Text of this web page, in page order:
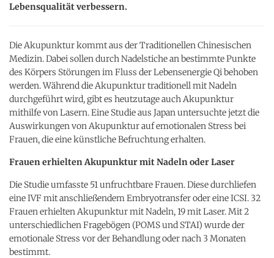
Lebensqualität verbessern.
Die Akupunktur kommt aus der Traditionellen Chinesischen
Medizin. Dabei sollen durch Nadelstiche an bestimmte Punkte
des Körpers Störungen im Fluss der Lebensenergie Qi behoben
werden. Während die Akupunktur traditionell mit Nadeln
durchgeführt wird, gibt es heutzutage auch Akupunktur
mithilfe von Lasern. Eine Studie aus Japan untersuchte jetzt die
Auswirkungen von Akupunktur auf emotionalen Stress bei
Frauen, die eine künstliche Befruchtung erhalten.
Frauen erhielten Akupunktur mit Nadeln oder Laser
Die Studie umfasste 51 unfruchtbare Frauen. Diese durchliefen
eine IVF mit anschließendem Embryotransfer oder eine ICSI. 32
Frauen erhielten Akupunktur mit Nadeln, 19 mit Laser. Mit 2
unterschiedlichen Fragebögen (POMS und STAI) wurde der
emotionale Stress vor der Behandlung oder nach 3 Monaten
bestimmt.